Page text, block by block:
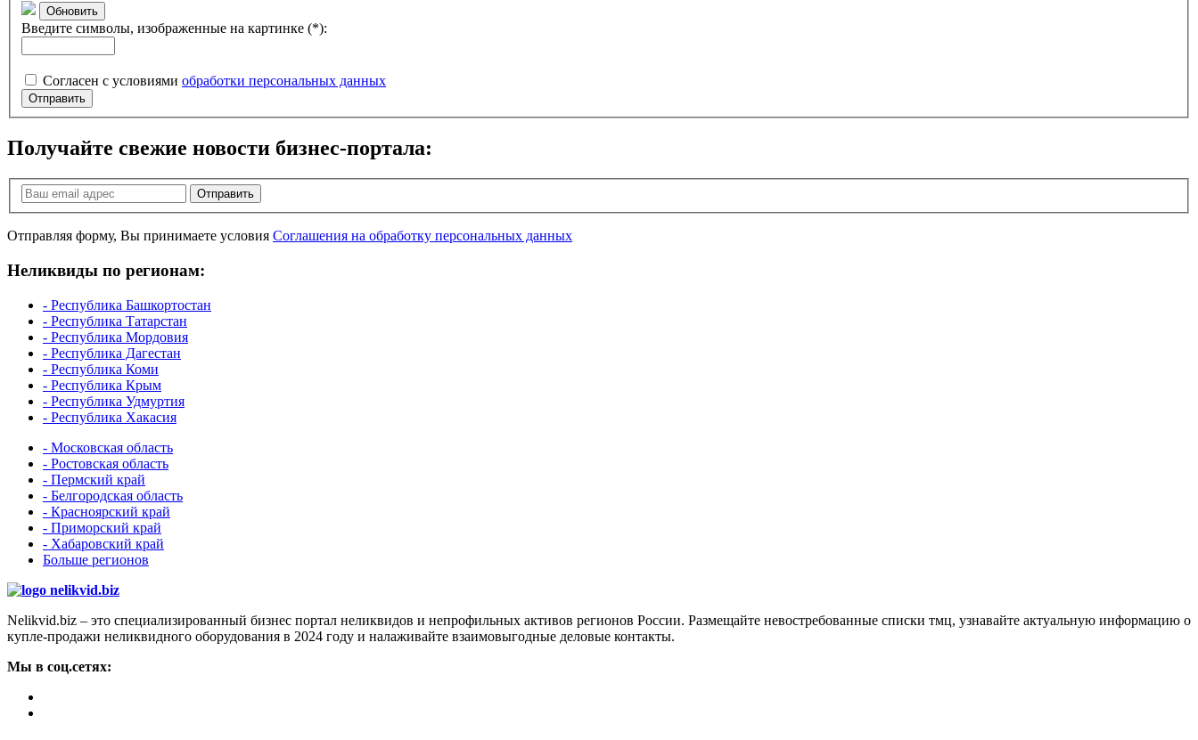
Обновить
Введите символы, изображенные на картинке (*):
Согласен с условиями обработки персональных данных
Отправить
Получайте свежие новости бизнес-портала:
Отправить
Отправляя форму, Вы принимаете условия Соглашения на обработку персональных данных
Неликвиды по регионам:
- Республика Башкортостан
- Республика Татарстан
- Республика Мордовия
- Республика Дагестан
- Республика Коми
- Республика Крым
- Республика Удмуртия
- Республика Хакасия
- Московская область
- Ростовская область
- Пермский край
- Белгородская область
- Красноярский край
- Приморский край
- Хабаровский край
Больше регионов
Nelikvid.biz – это специализированный бизнес портал неликвидов и непрофильных активов регионов России. Размещайте невостребованные списки тмц, узнавайте актуальную информацию о
купле-продажи неликвидного оборудования в 2024 году и налаживайте взаимовыгодные деловые контакты.
Мы в соц.сетях: